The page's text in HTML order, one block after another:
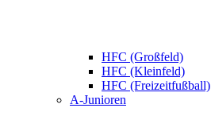
HFC (Großfeld)
HFC (Kleinfeld)
HFC (Freizeitfußball)
A-Junioren